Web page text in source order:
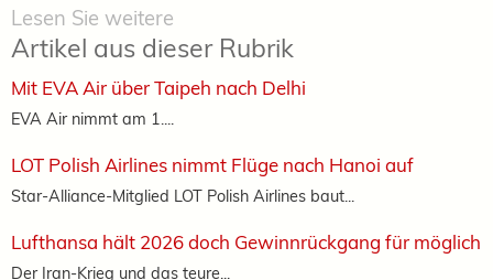
Lesen Sie weitere
Artikel aus dieser Rubrik
Mit EVA Air über Taipeh nach Delhi
EVA Air nimmt am 1....
LOT Polish Airlines nimmt Flüge nach Hanoi auf
Star-Alliance-Mitglied LOT Polish Airlines baut...
Lufthansa hält 2026 doch Gewinnrückgang für möglich
Der Iran-Krieg und das teure...